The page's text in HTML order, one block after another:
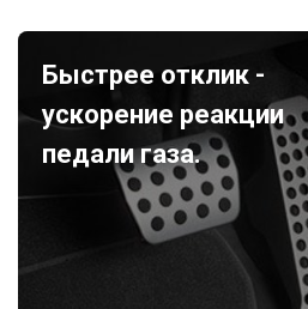
Быстрее отклик -
ускорение реакции
педали газа.